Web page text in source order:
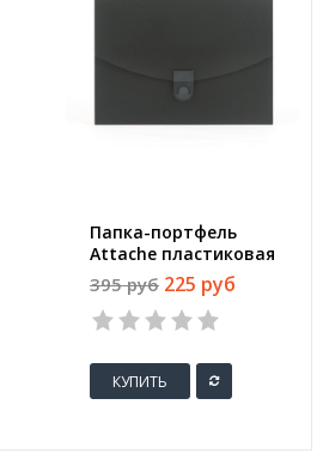
Папка-портфель
Attache пластиковая
A4 черная (250x370
мм, 1 отделение)
395 руб 225 руб
КУПИТЬ